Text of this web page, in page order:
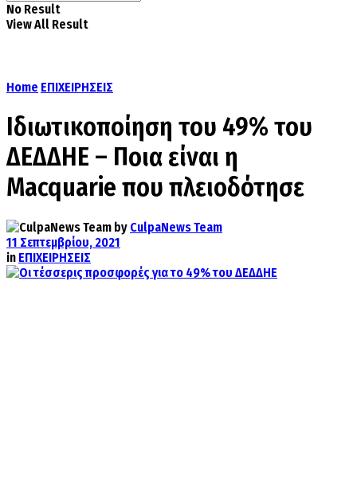
No Result
View All Result
Home ΕΠΙΧΕΙΡΗΣΕΙΣ
Ιδιωτικοποίηση του 49% του
ΔΕΔΔΗΕ – Ποια είναι η
Macquarie που πλειοδότησε
by CulpaNews Team
11 Σεπτεμβρίου, 2021
in ΕΠΙΧΕΙΡΗΣΕΙΣ